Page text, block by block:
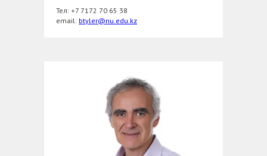
Тел: +7 7172 70 65 38
еmail: btyler@nu.edu.kz